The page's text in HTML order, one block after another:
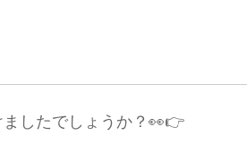
したでしょうか？👀👉